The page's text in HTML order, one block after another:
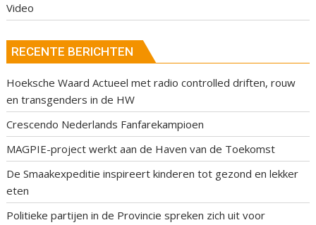
Video
RECENTE BERICHTEN
Hoeksche Waard Actueel met radio controlled driften, rouw
en transgenders in de HW
Crescendo Nederlands Fanfarekampioen
MAGPIE-project werkt aan de Haven van de Toekomst
De Smaakexpeditie inspireert kinderen tot gezond en lekker
eten
Politieke partijen in de Provincie spreken zich uit voor